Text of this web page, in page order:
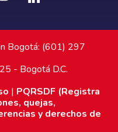
Bogotá: (601) 297
- Bogotá D.C.
| PQRSDF (Registra
quejas,
y derechos de